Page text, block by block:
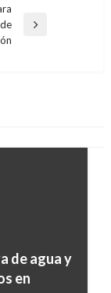
de agua y
en